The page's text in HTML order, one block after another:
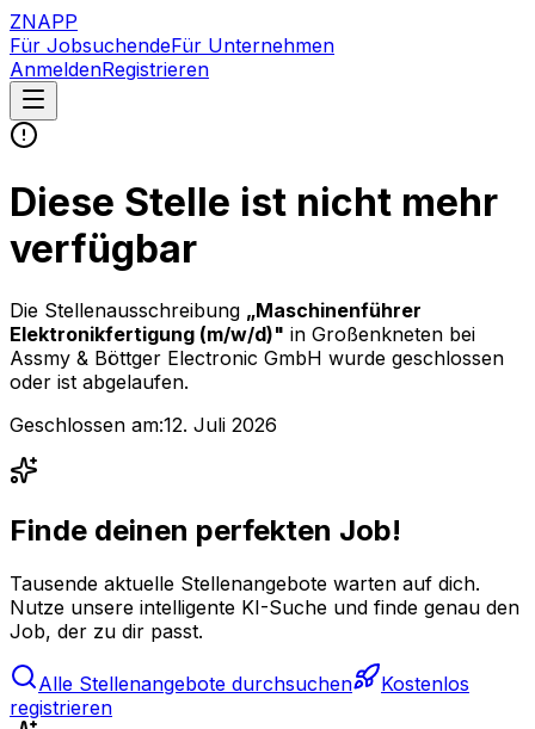
ZNAPP
Für JobsuchendeFür Unternehmen
AnmeldenRegistrieren
Diese Stelle ist nicht mehr
verfügbar
Die Stellenausschreibung „Maschinenführer
Elektronikfertigung (m/w/d)" in Großenkneten bei
Assmy & Böttger Electronic GmbH wurde geschlossen
oder ist abgelaufen.
Geschlossen am:12. Juli 2026
Finde deinen perfekten Job!
Tausende aktuelle Stellenangebote warten auf dich.
Nutze unsere intelligente KI-Suche und finde genau den
Job, der zu dir passt.
Alle Stellenangebote durchsuchen
Kostenlos
registrieren